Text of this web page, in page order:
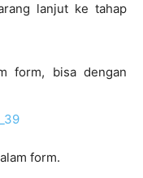
lanjut ke tahap
form, bisa dengan
form.